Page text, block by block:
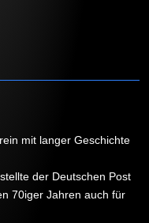
mit langer Geschichte
der Deutschen Post
70iger Jahren auch für